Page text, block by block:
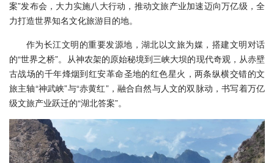
案”发布会，大力实施八大行动，推动文旅产业加速迈向万亿级，全
力打造世界知名文化旅游目的地。
作为长江文明的重要发源地，湖北以文旅为媒，搭建文明对话
的“世界之桥”。从神农架的原始秘境到三峡大坝的现代奇观，从赤壁
古战场的千年烽烟到红安革命圣地的红色星火，两条纵横交错的文
旅主轴“神武峡”与“赤黄红”，融合自然与人文的双脉动，书写着万亿
级文旅产业跃迁的“湖北答案”。